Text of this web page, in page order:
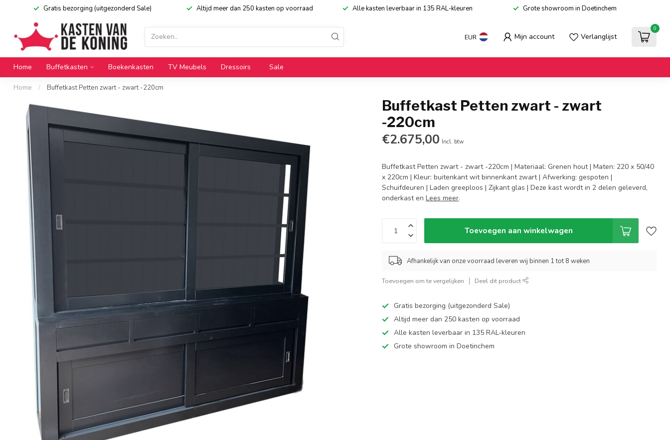
Gratis bezorging (uitgezonderd Sale) Altijd meer dan 250 kasten op voorraad Alle kasten leverbaar in 135 RAL-kleuren Grote showroom in Doetinchem
EUR Mijn account Verlanglijst
0
Home Buffetkasten Boekenkasten TV Meubels Dressoirs Sale
Home / Buffetkast Petten zwart - zwart -220cm
Buffetkast Petten zwart - zwart
-220cm
€2.675,00 Incl. btw
Buffetkast Petten zwart - zwart -220cm | Materiaal: Grenen hout | Maten: 220 x 50/40
x 220cm | Kleur: buitenkant wit binnenkant zwart | Afwerking: gespoten |
Schuifdeuren | Laden greeploos | Zijkant glas | Deze kast wordt in 2 delen geleverd,
onderkast enLees meer.
Toevoegen aan winkelwagen
Afhankelijk van onze voorraad leveren wij binnen 1 tot 8 weken
Toevoegen om te vergelijken Deel dit product
Gratis bezorging (uitgezonderd Sale)
Altijd meer dan 250 kasten op voorraad
Alle kasten leverbaar in 135 RAL-kleuren
Grote showroom in Doetinchem